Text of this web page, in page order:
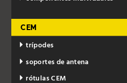
CEM
trípodes
soportes de antena
rótulas CEM